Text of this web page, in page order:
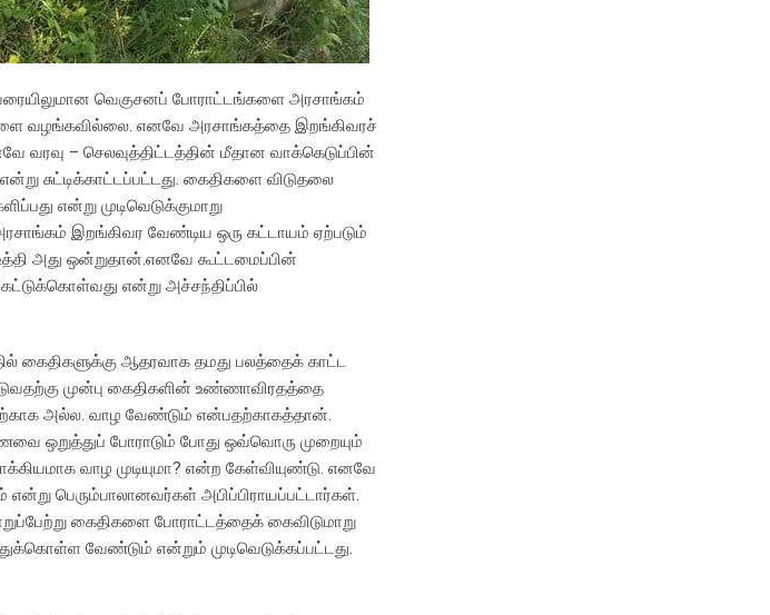
வெகுசனப் போராட்டங்களை அரசாங்கம்
வழங்கவில்லை. எனவே அரசாங்கத்தை இறங்கிவரச்
வரவு – செலவுத்திட்டத்தின் மீதான வாக்கெடுப்பின்
சுட்டிக்காட்டப்பட்டது. கைதிகளை விடுதலை
என்று முடிவெடுக்குமாறு
இறங்கிவர வேண்டிய ஒரு கட்டாயம் ஏற்படும்
உத்தி அது ஒன்றுதான்.எனவே கூட்டமைப்பின்
என்று அச்சந்திப்பில்
கைதிகளுக்கு ஆதரவாக தமது பலத்தைக் காட்ட
முன்பு கைதிகளின் உண்ணாவிரதத்தை
அல்ல. வாழ வேண்டும் என்பதற்காகத்தான்.
ஒறுத்துப் போராடும் போது ஒவ்வொரு முறையும்
வாழ முடியுமா? என்ற கேள்வியுண்டு. எனவே
பெரும்பாலானவர்கள் அபிப்பிராயப்பட்டார்கள்.
கைதிகளை போராட்டத்தைக் கைவிடுமாறு
வேண்டும் என்றும் முடிவெடுக்கப்பட்டது.